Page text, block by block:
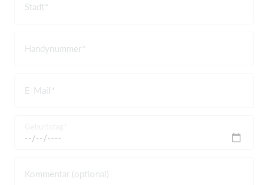
Stadt
Handynummer
E-Mail
Kommentar (optional)